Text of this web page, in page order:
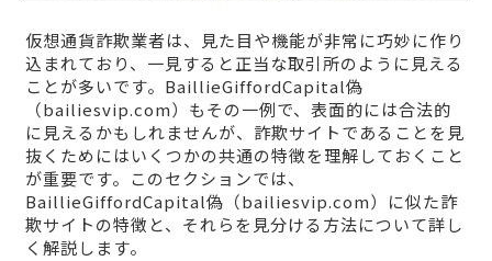
仮想通貨詐欺業者は、見た目や機能が非常に巧妙に作り
込まれており、一見すると正当な取引所のように見える
ことが多いです。BaillieGiffordCapital偽
（bailiesvip.com）もその一例で、表面的には合法的
に見えるかもしれませんが、詐欺サイトであることを見
抜くためにはいくつかの共通の特徴を理解しておくこと
が重要です。このセクションでは、
BaillieGiffordCapital偽（bailiesvip.com）に似た詐
欺サイトの特徴と、それらを見分ける方法について詳し
く解説します。